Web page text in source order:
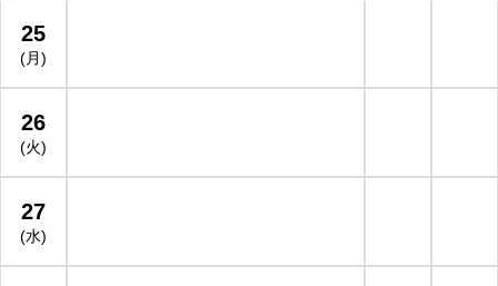
25
(月)
26
(火)
27
(水)